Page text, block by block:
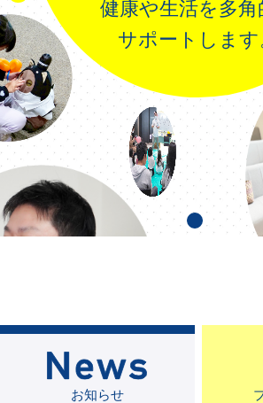
健康や生活を多角
サポートします
お知らせ